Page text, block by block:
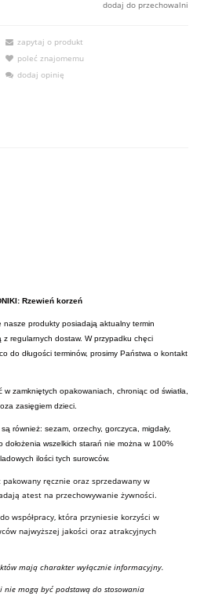
dodaj do przechowalni
zapytaj o produkt
poleć znajomemu
dodaj opinię
Rzewień korzeń
nasze produkty posiadają aktualny termin
regularnych dostaw. W przypadku chęci
do długości terminów, prosimy Państwa o kontakt
w zamkniętych opakowaniach, chroniąc od światła,
zasięgiem dzieci.
również: sezam, orzechy, gorczyca, migdały,
dołożenia wszelkich starań nie można w 100%
ilości tych surowców.
pakowany ręcznie oraz sprzedawany w
atest na przechowywanie żywności.
współpracy, która przyniesie korzyści w
najwyższej jakości oraz atrakcyjnych
mają charakter wyłącznie informacyjny.
nie mogą być podstawą do stosowania